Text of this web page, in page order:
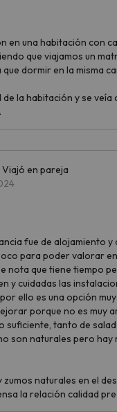
en una habitación con
que viajamos un
que dormir en la misma
de la habitación y se veía
Viajó en pareja
fue de alojamiento y
para poder valorar
nota que tiene tiempo
y cuidadas las
ello es una opción
porque no es muy
suficiente, tanto de
son naturales pero hay
zumos naturales en el
la relación calidad